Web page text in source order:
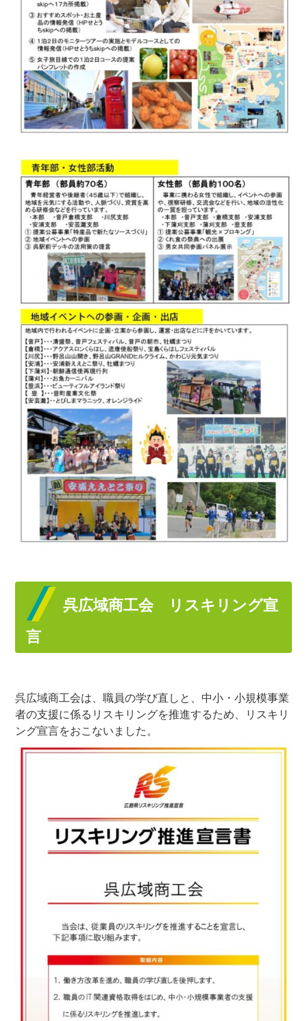
呉広域商工会 リスキリング宣
言
呉広域商工会は、職員の学び直しと、中小・小規模事業
者の支援に係るリスキリングを推進するため、リスキリ
ング宣言をおこないました。